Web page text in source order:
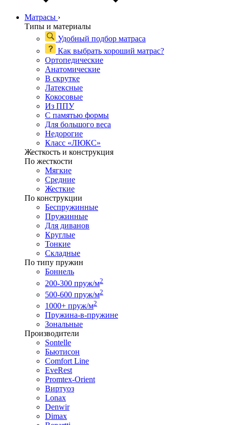
Матрасы ›
Типы и материалы
Удобный подбор матраса
Как выбрать хороший матрас?
Ортопедические
Анатомические
В скрутке
Латексные
Кокосовые
Из ППУ
С памятью формы
Для большого веса
Недорогие
Класс «ЛЮКС»
Жесткость и конструкция
По жесткости
Мягкие
Средние
Жесткие
По конструкции
Беспружинные
Пружинные
Для диванов
Круглые
Тонкие
Складные
По типу пружин
Боннель
200-300 пруж/м2
500-600 пруж/м2
1000+ пруж/м2
Пружина-в-пружине
Зональные
Производители
Sontelle
Бьютисон
Comfort Line
EveRest
Promtex-Orient
Виртуоз
Lonax
Denwir
Dimax